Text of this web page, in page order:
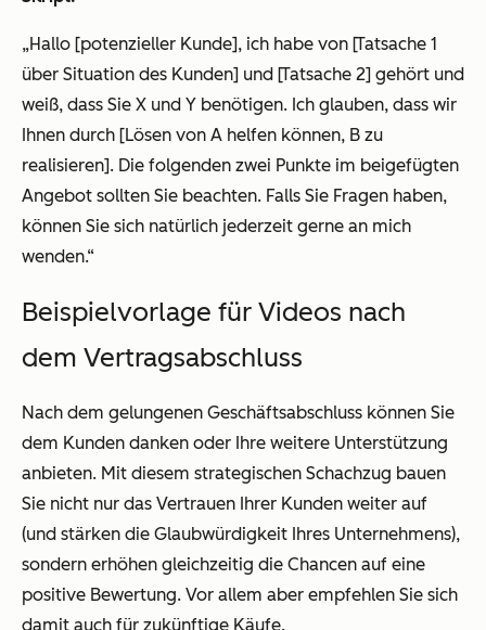
„Hallo [potenzieller Kunde], ich habe von [Tatsache 1
über Situation des Kunden] und [Tatsache 2] gehört und
weiß, dass Sie X und Y benötigen. Ich glauben, dass wir
Ihnen durch [Lösen von A helfen können, B zu
realisieren]. Die folgenden zwei Punkte im beigefügten
Angebot sollten Sie beachten. Falls Sie Fragen haben,
können Sie sich natürlich jederzeit gerne an mich
wenden.“
Beispielvorlage für Videos nach
dem Vertragsabschluss
Nach dem gelungenen Geschäftsabschluss können Sie
dem Kunden danken oder Ihre weitere Unterstützung
anbieten. Mit diesem strategischen Schachzug bauen
Sie nicht nur das Vertrauen Ihrer Kunden weiter auf
(und stärken die Glaubwürdigkeit Ihres Unternehmens),
sondern erhöhen gleichzeitig die Chancen auf eine
positive Bewertung. Vor allem aber empfehlen Sie sich
damit auch für zukünftige Käufe.